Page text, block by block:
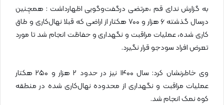
به گزارش ندای قم ،مرتضی درگفت‌وگویی اظهارداشت : همچنین
درسال گذشته ۶ هزار و ۷۰۰ هکتار از اراضی که قبلا نهال‌کاری و طاق
کاری شده، عملیات مراقبت و نگهداری و حفاظت انجام شد تا مورد
تعرض افراد سودجو قرار نگیرد.
وی خاطرنشان کرد: سال ۱۴۰۰ نیز در حدود ۲ هزار و ۲۵۰ هکتار
عملیات مراقبت و نگهداری از محدوده نهال‌کاری شده در منطقه
کوه نمک انجام شد.